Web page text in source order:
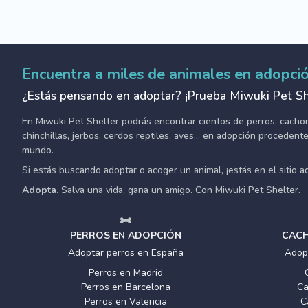
Encuentra a miles de animales en
¿Estás pensando en adoptar? ¡Prueba Miwuki Pet
En Miwuki Pet Shelter podrás encontrar cientos de perros,
chinchillas, jerbos, cerdos reptiles, aves... en adopción
mundo.
Si estás buscando adoptar o acoger un animal, ¡estás en el sitio
Adopta. Salva una vida, gana un amigo. Con Miwuki Pet Shelter.
PERROS EN ADOPCIÓN
Adoptar perros en España
Perros en Madrid
Perros en Barcelona
Perros en Valencia